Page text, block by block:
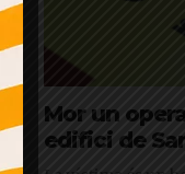
Mor un
edifici de